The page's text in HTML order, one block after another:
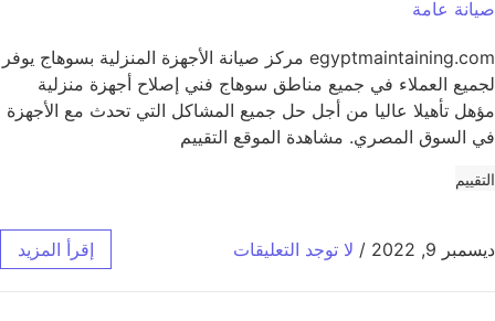
صيانة عامة
egyptmaintaining.com مركز صيانة الأجهزة المنزلية بسوهاج يوفر
لجميع العملاء في جميع مناطق سوهاج فني إصلاح أجهزة منزلية
مؤهل تأهيلا عاليا من أجل حل جميع المشاكل التي تحدث مع الأجهزة
في السوق المصري. مشاهدة الموقع التقييم
التقييم
ديسمبر 9, 2022 / لا توجد التعليقات إقرأ المزيد